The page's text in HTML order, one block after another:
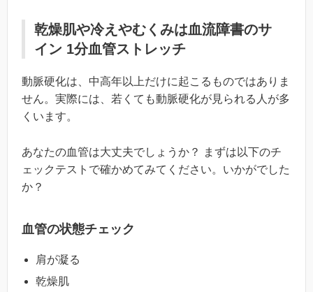
乾燥肌や冷えやむくみは血流障書のサ
イン 1分血管ストレッチ
動脈硬化は、中高年以上だけに起こるものではありま
せん。実際には、若くても動脈硬化が見られる人が多
くいます。
あなたの血管は大丈夫でしょうか？ まずは以下のチ
ェックテストで確かめてみてください。いかがでした
か？
血管の状態チェック
肩が凝る
乾燥肌